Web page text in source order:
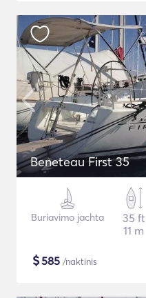
Beneteau First 35
Buriavimo jachta
35 ft
11 m
$585 /naktinis